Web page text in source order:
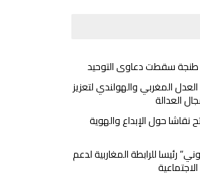
طنجة سقطت دعاوى التوحيد
المغربي والهولندي لتعزيز
العدالة
نقاشا حول الإبداع والهوية
رئيسا للرابطة المغاربية لدعم